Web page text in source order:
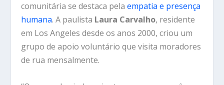
comunitária se destaca pelaempatia e presença
humana. A paulista Laura Carvalho, residente
em Los Angeles desde os anos 2000, criou um
grupo de apoio voluntário que visita moradores
de rua mensalmente.